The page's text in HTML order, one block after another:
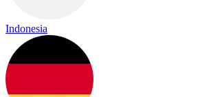
Indonesia